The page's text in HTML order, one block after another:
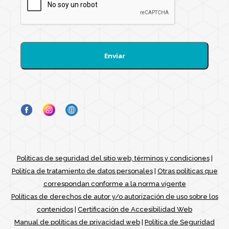
Políticas de seguridad del sitio web, términos y condiciones|
Politíca de tratamiento de datos personales| Otras políticas que
correspondan conforme a la norma vigente
Políticas de derechos de autor y/o autorización de uso sobre los
contenidos Certificación de Accesibilidad Web
Manual de políticas de privacidad web Política de Seguridad